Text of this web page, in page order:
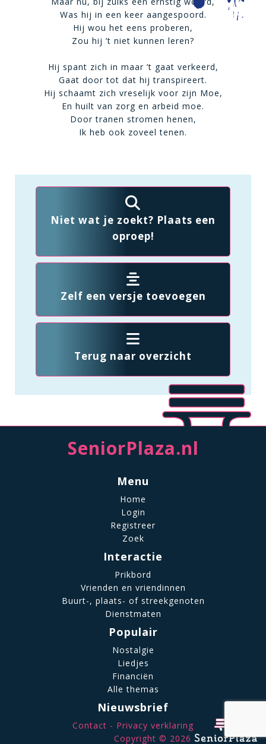
Was hij in een keer aangespoord.
Hij wou het eens proberen,
Zou hij ’t niet kunnen leren?
Hij spant zich in maar ’t gaat verkeerd,
Gaat door tot dat hij transpireert.
Hij schaamt zich vreselijk voor zijn Moe,
En huilt van zorg en arbeid moe.
Door tranen stromen henen,
Ik heb ook zoveel tenen.
Niet wat je zoekt? Plaats een
oproep!
Zelf een versje toevoegen
Terug naar overzicht
SeniorPlaza.nl
Menu
Home
Login
Registreer
Zoek
Interactie
Prikbord
Vrienden en vriendinnen
Buurt-, plaats- of streekgenoten
Dienstmaten
Populair
Nostalgie
Liedjes
Financiën
Alle themas
Nieuwsbrief
Contact
Privacy verklaring
Copyright © 2026